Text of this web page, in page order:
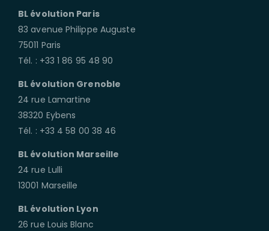
BL évolution Paris
83 avenue Philippe Auguste
75011 Paris
Tél. : +33 1 86 95 48 90
BL évolution Grenoble
24 rue Lamartine
38320 Eybens
Tél. : +33 4 58 00 38 46
BL évolution Marseille
24 rue Lulli
13001 Marseille
BL évolution Lyon
26 rue Louis Blanc